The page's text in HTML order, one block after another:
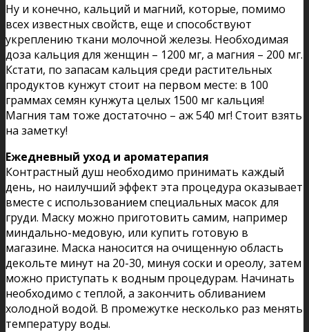
Ну и конечно, кальций и магний, которые, помимо
всех известных свойств, еще и способствуют
укреплению ткани молочной железы. Необходимая
доза кальция для женщин – 1200 мг, а магния – 200 мг.
Кстати, по запасам кальция среди растительных
продуктов кунжут стоит на первом месте: в 100
граммах семян кунжута целых 1500 мг кальция!
Магния там тоже достаточно – аж 540 мг! Стоит взять
на заметку!
Ежедневный уход и ароматерапия
Контрастный душ необходимо принимать каждый
день, но наилучший эффект эта процедура оказывает
вместе с использованием специальных масок для
груди. Маску можно приготовить самим, например
миндально-медовую, или купить готовую в
магазине. Маска наносится на очищенную область
декольте минут на 20-30, минуя соски и ореолу, затем
можно приступать к водным процедурам. Начинать
необходимо с теплой, а закончить обливанием
холодной водой. В промежутке несколько раз менять
температуру воды.